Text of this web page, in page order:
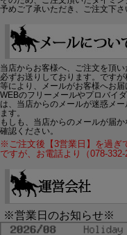
予めご了承いただき、ご注文下さ
当店からお客様へ、ご注文を頂
必ずお送りしております。です
等により、メールがお客様へお届
WEBのフリーメールやプロバイ
は、当店からのメールが迷惑メ
ます。
もしも、当店からのメールが届
確認ください。
※ご注文後【3営業日】を過ぎ
ですが、お電話より（078-
※営業日のお知らせ※